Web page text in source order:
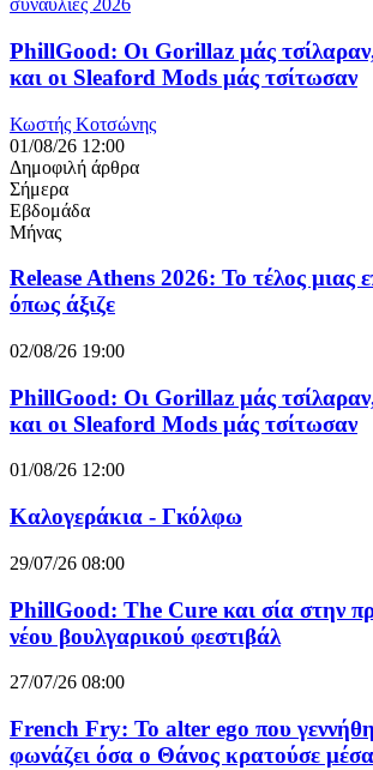
συναυλίες 2026
PhillGood: Οι Gorillaz μάς
και οι Sleaford Mods μάς τσίτωσαν
Κωστής Κοτσώνης
01/08/26 12:00
Δημοφιλή άρθρα
Σήμερα
Εβδομάδα
Μήνας
Release Athens 2026: Το τέλος μιας
όπως άξιζε
02/08/26 19:00
PhillGood: Οι Gorillaz μάς
και οι Sleaford Mods μάς τσίτωσαν
01/08/26 12:00
Καλογεράκια - Γκόλφω
29/07/26 08:00
PhillGood: The Cure και σία στην
νέου βουλγαρικού φεστιβάλ
27/07/26 08:00
French Fry: Το alter ego που
φωνάζει όσα ο Θάνος κρατούσε